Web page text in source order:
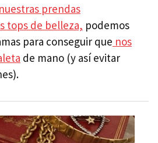
prendas
tops de belleza, podemos
para conseguir que nos
de mano (y así evitar